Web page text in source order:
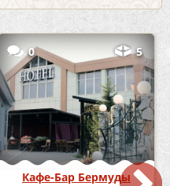
0 5
Кафе-Бар Бермуды